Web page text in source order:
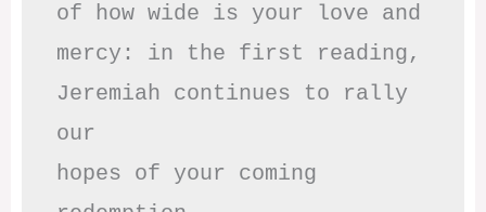
of how wide is your love and
mercy: in the first reading,
Jeremiah continues to rally
our
hopes of your coming